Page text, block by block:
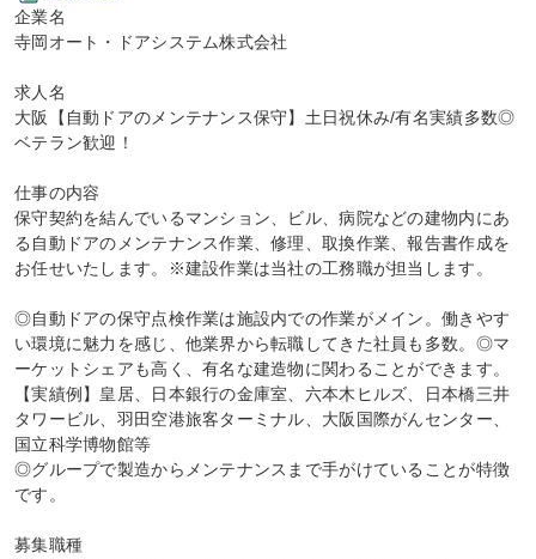
企業名
寺岡オート・ドアシステム株式会社
求人名
大阪【自動ドアのメンテナンス保守】土日祝休み/有名実績多数◎
ベテラン歓迎！
仕事の内容
保守契約を結んでいるマンション、ビル、病院などの建物内にあ
る自動ドアのメンテナンス作業、修理、取換作業、報告書作成を
お任せいたします。※建設作業は当社の工務職が担当します。
◎自動ドアの保守点検作業は施設内での作業がメイン。働きやす
い環境に魅力を感じ、他業界から転職してきた社員も多数。◎マ
ーケットシェアも高く、有名な建造物に関わることができます。
【実績例】皇居、日本銀行の金庫室、六本木ヒルズ、日本橋三井
タワービル、羽田空港旅客ターミナル、大阪国際がんセンター、
国立科学博物館等
◎グループで製造からメンテナンスまで手がけていることが特徴
です。
募集職種